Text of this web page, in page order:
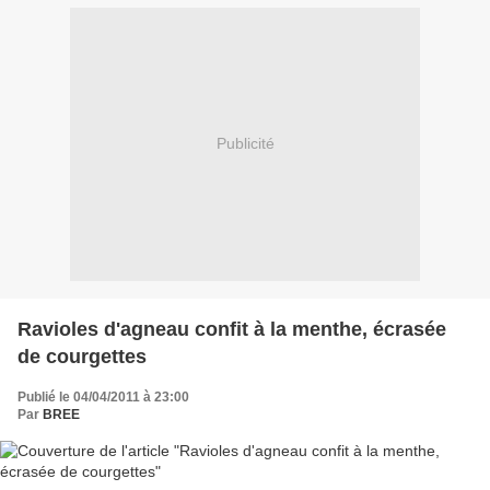
Publicité
Ravioles d'agneau confit à la menthe, écrasée
de courgettes
Publié le 04/04/2011 à 23:00
Par BREE